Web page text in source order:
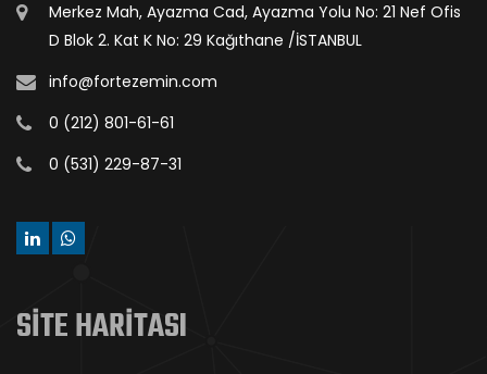
Merkez Mah, Ayazma Cad, Ayazma Yolu No: 21 Nef Ofis
D Blok 2. Kat K No: 29 Kağıthane /İSTANBUL
info@fortezemin.com
0 (212) 801-61-61
0 (531) 229-87-31
SİTE HARİTASI